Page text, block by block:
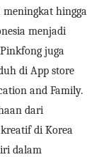
meningkat hingga
menjadi
juga
di App store
and Family.
dari
di Korea
dalam